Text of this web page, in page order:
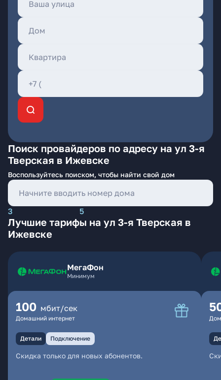
Поиск провайдеров по адресу на ул 3-я
Тверская в Ижевске
Воспользуйтесь поиском, чтобы найти свой дом
3 5
Лучшие тарифы на ул 3-я Тверская в
Ижевске
МегаФон
Минимум
100 мбит/сек
Домашний интернет
Детали Подключение
Скидка только для новых абонентов.